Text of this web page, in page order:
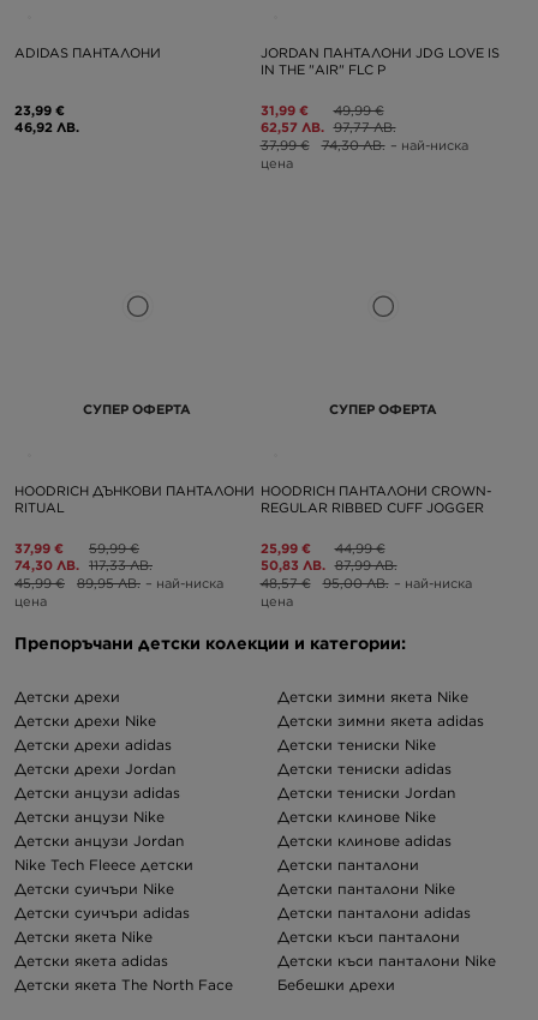
ADIDAS ПАНТАЛОНИ
23,99 €
46,92 ЛВ.
JORDAN ПАНТАЛОНИ JDG LOVE IS
IN THE "AIR" FLC P
31,99 €
62,57 ЛВ.
49,99 €
97,77 ЛВ.
37,99 €
74,30 ЛВ. – най-ниска
цена
СУПЕР ОФЕРТА
HOODRICH ДЪНКОВИ ПАНТАЛОНИ
RITUAL
37,99 €
74,30 ЛВ.
59,99 €
117,33 ЛВ.
45,99 €
89,95 ЛВ. – най-ниска
цена
СУПЕР ОФЕРТА
HOODRICH ПАНТАЛОНИ CROWN-
REGULAR RIBBED CUFF JOGGER
25,99 €
50,83 ЛВ.
44,99 €
87,99 ЛВ.
48,57 €
95,00 ЛВ. – най-ниска
цена
Препоръчани детски колекции и категории:
Детски дрехи
Детски дрехи Nike
Детски дрехи adidas
Детски дрехи Jordan
Детски анцузи adidas
Детски анцузи Nike
Детски анцузи Jordan
Nike Tech Fleece детски
Детски суичъри Nike
Детски суичъри adidas
Детски якета Nike
Детски якета adidas
Детски якета The North Face
Детски зимни якета Nike
Детски зимни якета adidas
Детски тениски Nike
Детски тениски adidas
Детски тениски Jordan
Детски клинове Nike
Детски клинове adidas
Детски панталони
Детски панталони Nike
Детски панталони adidas
Детски къси панталони
Детски къси панталони Nike
Бебешки дрехи